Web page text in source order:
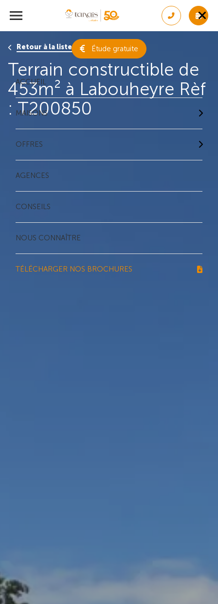
Étude gratuite
ACCUEIL
MAISONS
OFFRES
AGENCES
CONSEILS
NOUS CONNAÎTRE
TÉLÉCHARGER NOS BROCHURES
Retour à la liste des résultats
Terrain constructible de
453m² à Labouheyre Rèf
: T200850